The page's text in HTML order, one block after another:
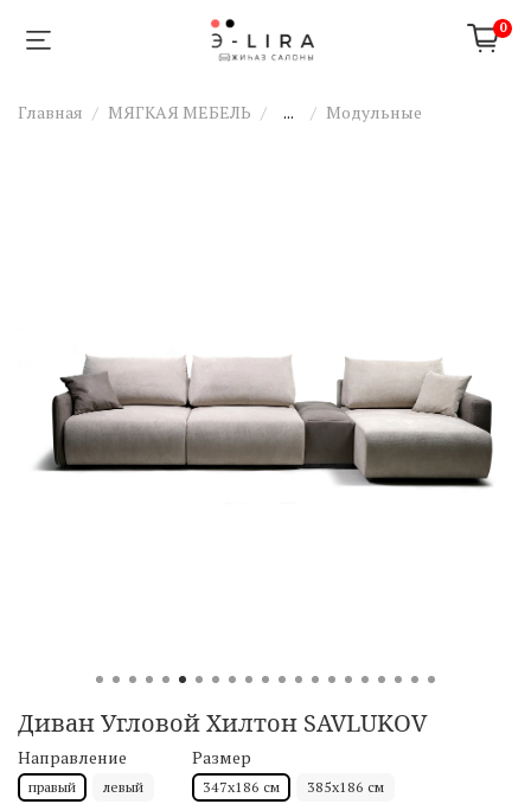
0
Главная МЯГКАЯ МЕБЕЛЬ ... Модульные
Диван Угловой Хилтон SAVLUKOV
Направление
правый левый
Размер
347х186 см 385х186 см